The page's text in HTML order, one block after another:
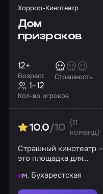
Хоррор-Кинотеатр
Дом
призраков
Возраст
12+
Страшность
Кол-во игроков
1–12
10.0/10
(11
команд)
Страшный кинотеатр –
это площадка для
фильмов
м. Бухарестская